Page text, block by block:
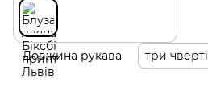
Довжина рукава три чверті